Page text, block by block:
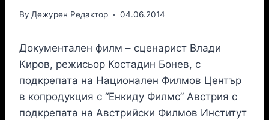
By Дежурен Редактор 04.06.2014
Документален филм – сценарист Влади
Киров, режисьор Костадин Бонев, с
подкрепата на Национален Филмов Център
в копродукция с “Енкиду Филмс” Австрия с
подкрепата на Австрийски Филмов Институт